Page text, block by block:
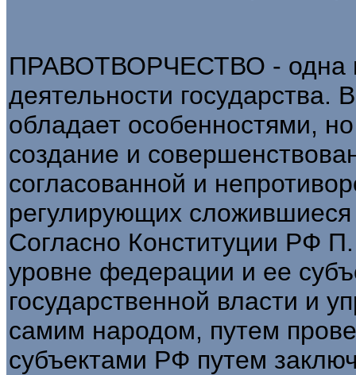
ПРАВОТВОРЧЕСТВО - одна
деятельности государства.
обладает особенностями,
создание и
согласованной и
регулирующих
Согласно Конституции РФ
уровне федерации и ее
государственной власти и
самим народом, путем
субъектами РФ путем